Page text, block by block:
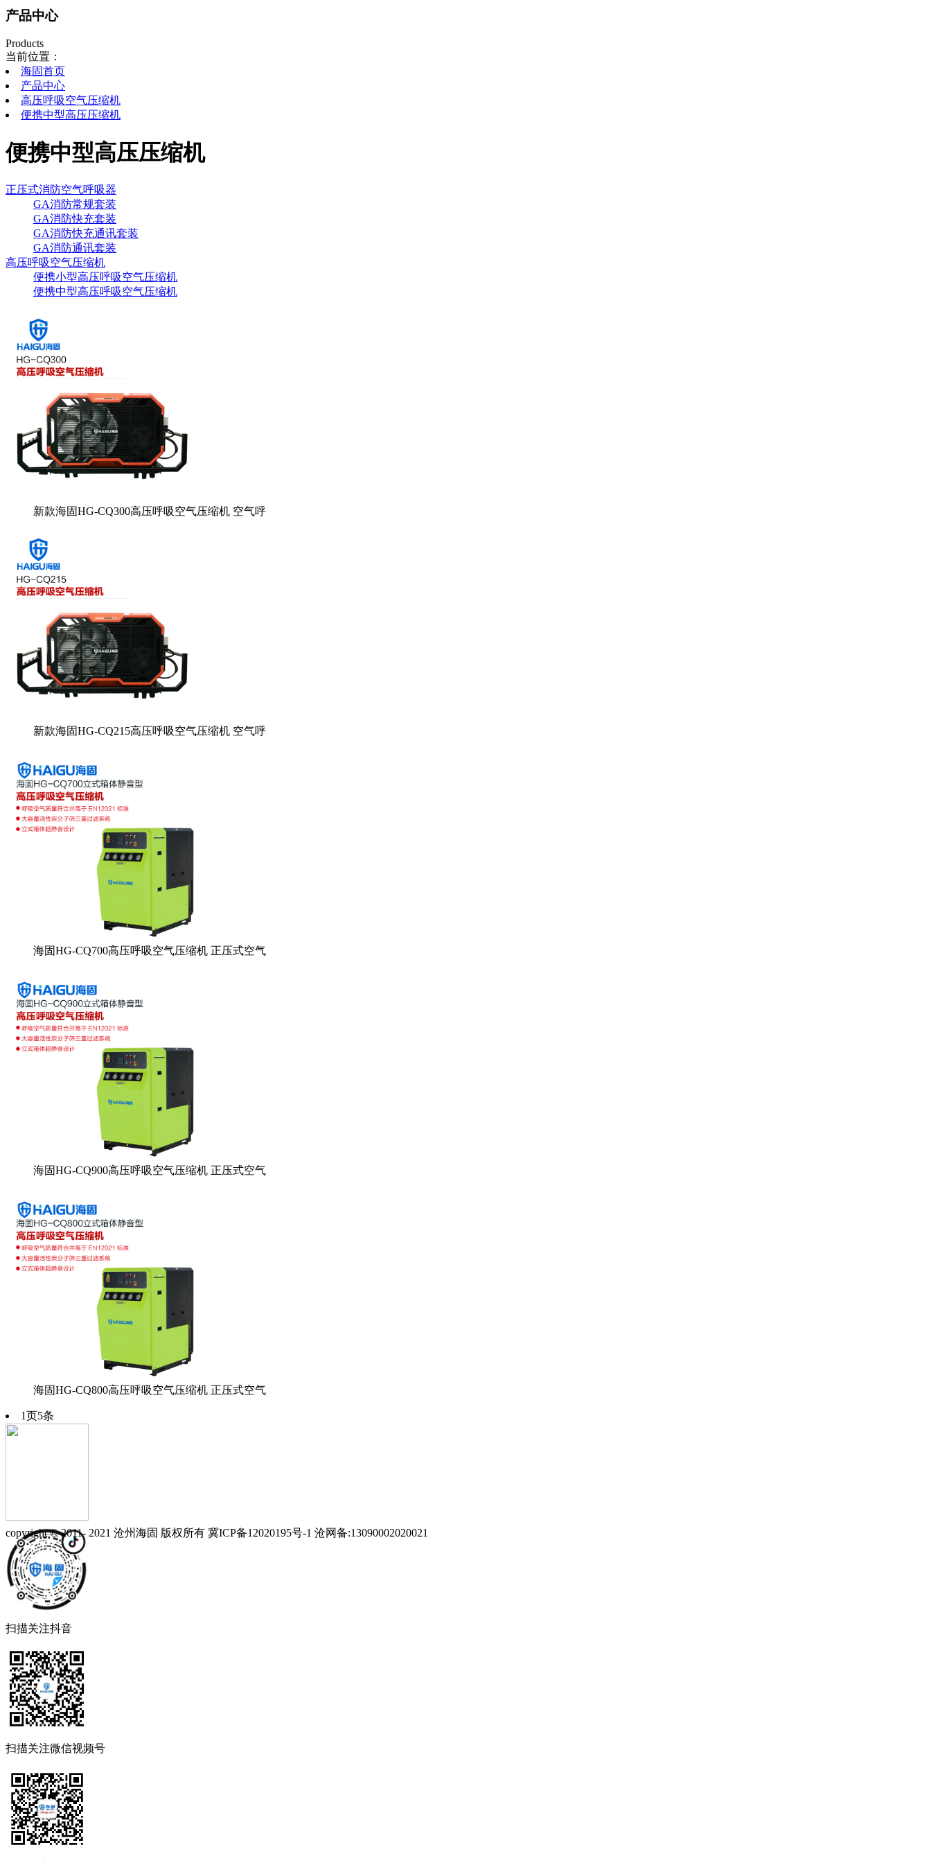
产品中心
Products
当前位置：
海固首页
产品中心
高压呼吸空气压缩机
便携中型高压压缩机
便携中型高压压缩机
正压式消防空气呼吸器
GA消防常规套装
GA消防快充套装
GA消防快充通讯套装
GA消防通讯套装
高压呼吸空气压缩机
便携小型高压呼吸空气压缩机
便携中型高压呼吸空气压缩机
新款海固HG-CQ300高压呼吸空气压缩机 空气呼
新款海固HG-CQ215高压呼吸空气压缩机 空气呼
海固HG-CQ700高压呼吸空气压缩机 正压式空气
海固HG-CQ900高压呼吸空气压缩机 正压式空气
海固HG-CQ800高压呼吸空气压缩机 正压式空气
1页5条
扫描关注抖音
扫描关注微信视频号
copyright © 2011- 2021 沧州海固 版权所有 冀ICP备12020195号-1 沧网备:13090002020021